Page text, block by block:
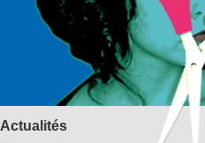
Actualités